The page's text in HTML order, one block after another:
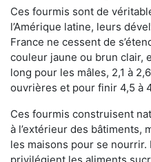
Ces fourmis sont de
l’Amérique latine, leurs
France ne cessent de
couleur jaune ou brun clair,
long pour les mâles, 2,1 à
ouvrières et pour finir 4,5 à
Ces fourmis construisent
à l’extérieur des bâtiments,
les maisons pour se